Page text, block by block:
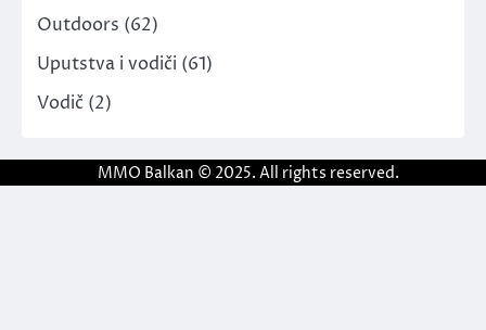
Outdoors (62)
Uputstva i vodiči (61)
Vodič (2)